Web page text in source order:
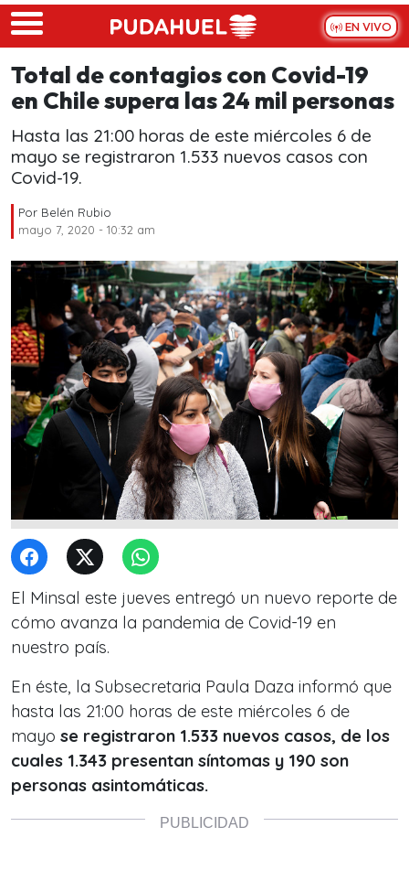
Skip to main content
EN VIVO
Total de contagios con Covid-19
en Chile supera las 24 mil personas
Hasta las 21:00 horas de este miércoles 6 de
mayo se registraron 1.533 nuevos casos con
Covid-19.
Por Belén Rubio
mayo 7, 2020 - 10:32 am
El Minsal este jueves entregó un nuevo reporte de
cómo avanza la pandemia de Covid-19 en
nuestro país.
En éste, la Subsecretaria Paula Daza informó que
hasta las 21:00 horas de este miércoles 6 de
mayo se registraron 1.533 nuevos casos, de los
cuales 1.343 presentan síntomas y 190 son
personas asintomáticas.